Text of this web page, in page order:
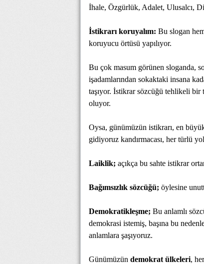
İhale, Özgürlük, Adalet, Ulusalcı,
İstikrarı koruyalım: Bu slogan
koruyucu örtüsü yapılıyor.
Bu çok masum görünen sloganda,
işadamlarından sokaktaki insana
taşıyor. İstikrar sözcüğü tehlikeli bir
oluyor.
Oysa, günümüzün istikrarı, en
gidiyoruz kandırmacası, her türlü
Laiklik; açıkça bu sahte istikrar
Bağımsızlık sözcüğü; öylesine
Demokratikleşme; Bu anlamlı
demokrasi istemiş, başına bu
anlamlara şaşıyoruz.
Günümüzün demokrat ülkeleri,